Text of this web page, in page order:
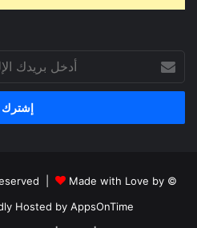
بريدك
الإلكتروني
© Copyright 2026, All Rights Reserved |
Made with Love by
Hosted by AppsOnTime